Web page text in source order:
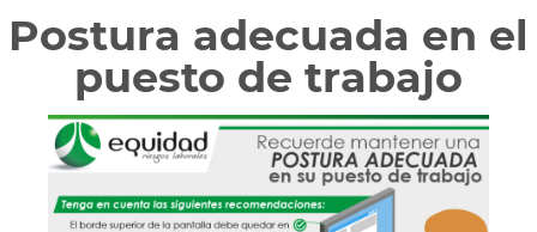
Postura adecuada en el
puesto de trabajo